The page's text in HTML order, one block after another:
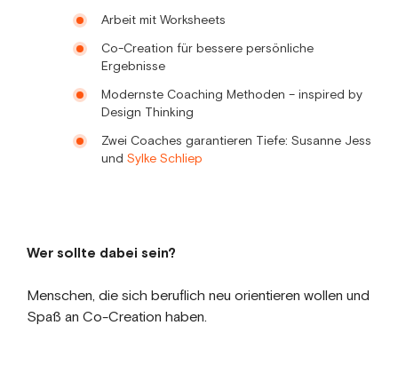
Arbeit mit Worksheets
Co-Creation für bessere persönliche
Ergebnisse
Modernste Coaching Methoden – inspired by
Design Thinking
Zwei Coaches garantieren Tiefe: Susanne Jess
und Sylke Schliep
Wer sollte dabei sein?
Menschen, die sich beruflich neu orientieren wollen und
Spaß an Co-Creation haben.